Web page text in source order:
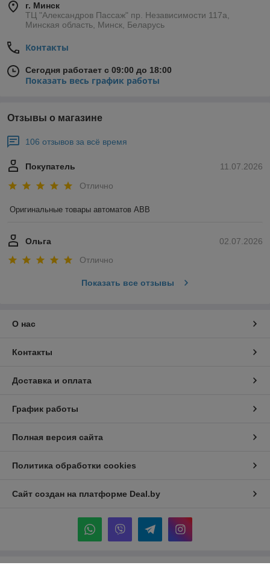
г. Минск
ТЦ "Александров Пассаж" пр. Независимости 117а,
Минская область, Минск, Беларусь
Контакты
Сегодня работает с 09:00 до 18:00
Показать весь график работы
Отзывы о магазине
106 отзывов за всё время
11.07.2026
Покупатель
Отлично
Оригинальные товары автоматов ABB
02.07.2026
Ольга
Отлично
Показать все отзывы
О нас
Контакты
Доставка и оплата
График работы
Полная версия сайта
Политика обработки cookies
Сайт создан на платформе Deal.by